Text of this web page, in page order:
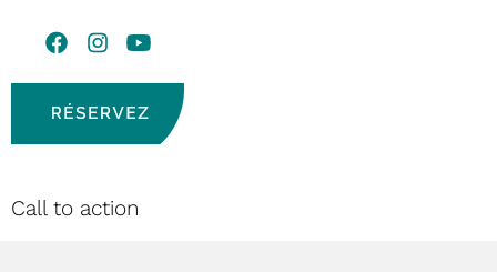
Call to action